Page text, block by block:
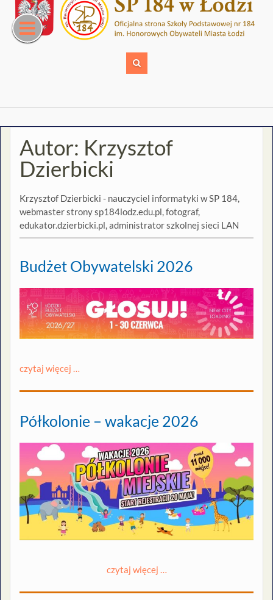
content
Autor: Krzysztof
Dzierbicki
Krzysztof Dzierbicki - nauczyciel informatyki w SP 184,
webmaster strony sp184lodz.edu.pl, fotograf,
edukator.dzierbicki.pl, administrator szkolnej sieci LAN
Budżet Obywatelski 2026
czytaj więcej …
Półkolonie – wakacje 2026
czytaj więcej …